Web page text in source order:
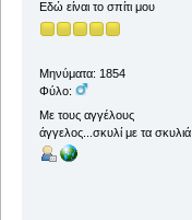
Εδώ είναι το σπίτι μου
Μηνύματα: 1854
Φύλο:
Με τους αγγέλους
άγγελος...σκυλί με τα σκυλιά